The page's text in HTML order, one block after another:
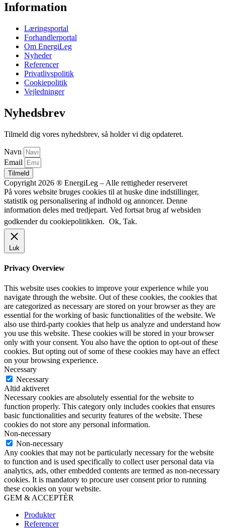
Information
Læringsportal
Forhandlerportal
Om EnergiLeg
Nyheder
Referencer
Privatlivspolitik
Cookiepolitik
Vejledninger
Nyhedsbrev
Tilmeld dig vores nyhedsbrev, så holder vi dig opdateret.
Navn
Email
Tilmeld
Copyright 2026 ® EnergiLeg – Alle rettigheder reserveret
På vores website bruges cookies til at huske dine indstillinger,
statistik og personalisering af indhold og annoncer. Denne
information deles med tredjepart. Ved fortsat brug af websiden
godkender du cookiepolitikken. Ok, Tak.
Luk
Privacy Overview
This website uses cookies to improve your experience while you
navigate through the website. Out of these cookies, the cookies that
are categorized as necessary are stored on your browser as they are
essential for the working of basic functionalities of the website. We
also use third-party cookies that help us analyze and understand how
you use this website. These cookies will be stored in your browser
only with your consent. You also have the option to opt-out of these
cookies. But opting out of some of these cookies may have an effect
on your browsing experience.
Necessary
Necessary
Altid aktiveret
Necessary cookies are absolutely essential for the website to
function properly. This category only includes cookies that ensures
basic functionalities and security features of the website. These
cookies do not store any personal information.
Non-necessary
Non-necessary
Any cookies that may not be particularly necessary for the website
to function and is used specifically to collect user personal data via
analytics, ads, other embedded contents are termed as non-necessary
cookies. It is mandatory to procure user consent prior to running
these cookies on your website.
GEM & ACCEPTÈR
Produkter
Referencer